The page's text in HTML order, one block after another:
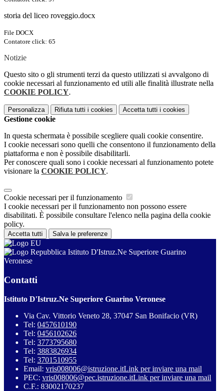
storia del liceo roveggio.docx
File DOCX
Contatore click: 65
Notizie
Questo sito o gli strumenti terzi da questo utilizzati si avvalgono di
cookie necessari al funzionamento ed utili alle finalità illustrate nella
COOKIE POLICY.
Personalizza Rifiuta tutti i cookies Accetta tutti i cookies
Gestione cookie
In questa schermata è possibile scegliere quali cookie consentire.
I cookie necessari sono quelli che consentono il funzionamento della
piattaforma e non è possibile disabilitarli.
Per conoscere quali sono i cookie necessari al funzionamento potete
visionare la COOKIE POLICY.
Cookie necessari per il funzionamento
I cookie necessari per il funzionamento non possono essere
disabilitati. È possibile consultare l'elenco nella pagina della cookie
policy.
Accetta tutti Salva le preferenze
Istituto D'Istruz.Ne Superiore Guarino
Veronese
Contatti
Istituto D'Istruz.Ne Superiore Guarino Veronese
Via Cav. Vittorio Veneto 28, 37047 San Bonifacio (VR)
Tel: 0457610190
Tel: 0456102626
Tel: 3773795680
Tel: 3883826934
Tel: 3701510955
Email: vris008006@istruzione.itLink per inviare una mail
PEC: vris008006@pec.istruzione.itLink per inviare una mail
C.F.: 83002170237